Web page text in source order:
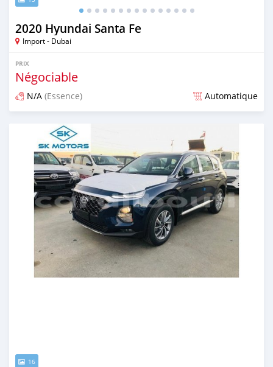
2020 Hyundai Santa Fe
Import - Dubai
PRIX
Négociable
N/A (Essence) Automatique
16